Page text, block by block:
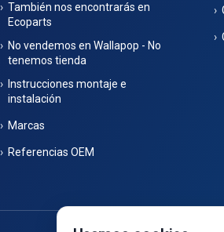
También nos encontrarás en
Ecoparts
No vendemos en Wallapop - No
tenemos tienda
Instrucciones montaje e
instalación
Marcas
Referencias OEM